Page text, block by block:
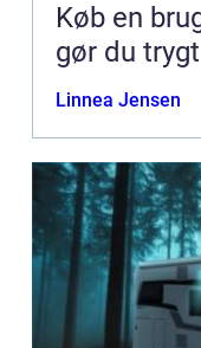
Køb en
gør du
Linnea Jensen